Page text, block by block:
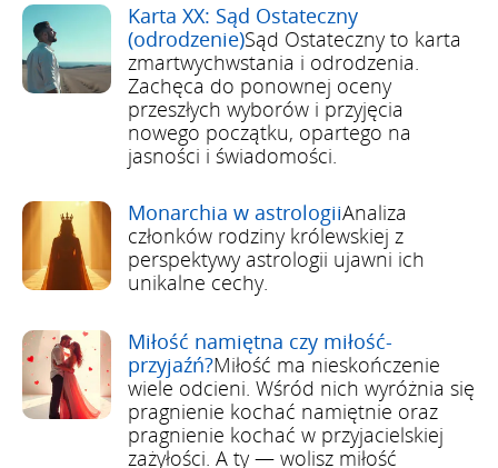
Karta XX: Sąd Ostateczny
(odrodzenie)Sąd Ostateczny to karta
zmartwychwstania i odrodzenia.
Zachęca do ponownej oceny
przeszłych wyborów i przyjęcia
nowego początku, opartego na
jasności i świadomości.
Monarchia w astrologiiAnaliza
członków rodziny królewskiej z
perspektywy astrologii ujawni ich
unikalne cechy.
Miłość namiętna czy miłość-
przyjaźń?Miłość ma nieskończenie
wiele odcieni. Wśród nich wyróżnia się
pragnienie kochać namiętnie oraz
pragnienie kochać w przyjacielskiej
zażyłości. A ty — wolisz miłość